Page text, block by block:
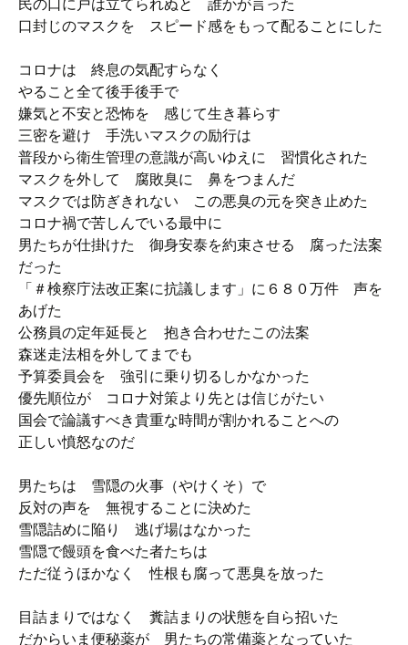
民の口に戸は立てられぬと 誰かが言った
口封じのマスクを スピード感をもって配ることにした
コロナは 終息の気配すらなく
やること全て後手後手で
嫌気と不安と恐怖を 感じて生き暮らす
三密を避け 手洗いマスクの励行は
普段から衛生管理の意識が高いゆえに 習慣化された
マスクを外して 腐敗臭に 鼻をつまんだ
マスクでは防ぎきれない この悪臭の元を突き止めた
コロナ禍で苦しんでいる最中に
男たちが仕掛けた 御身安泰を約束させる 腐った法案
だった
「＃検察庁法改正案に抗議します」に６８０万件 声を
あげた
公務員の定年延長と 抱き合わせたこの法案
森迷走法相を外してまでも
予算委員会を 強引に乗り切るしかなかった
優先順位が コロナ対策より先とは信じがたい
国会で論議すべき貴重な時間が割かれることへの
正しい憤怒なのだ
男たちは 雪隠の火事（やけくそ）で
反対の声を 無視することに決めた
雪隠詰めに陥り 逃げ場はなかった
雪隠で饅頭を食べた者たちは
ただ従うほかなく 性根も腐って悪臭を放った
目詰まりではなく 糞詰まりの状態を自ら招いた
だからいま便秘薬が 男たちの常備薬となっていた